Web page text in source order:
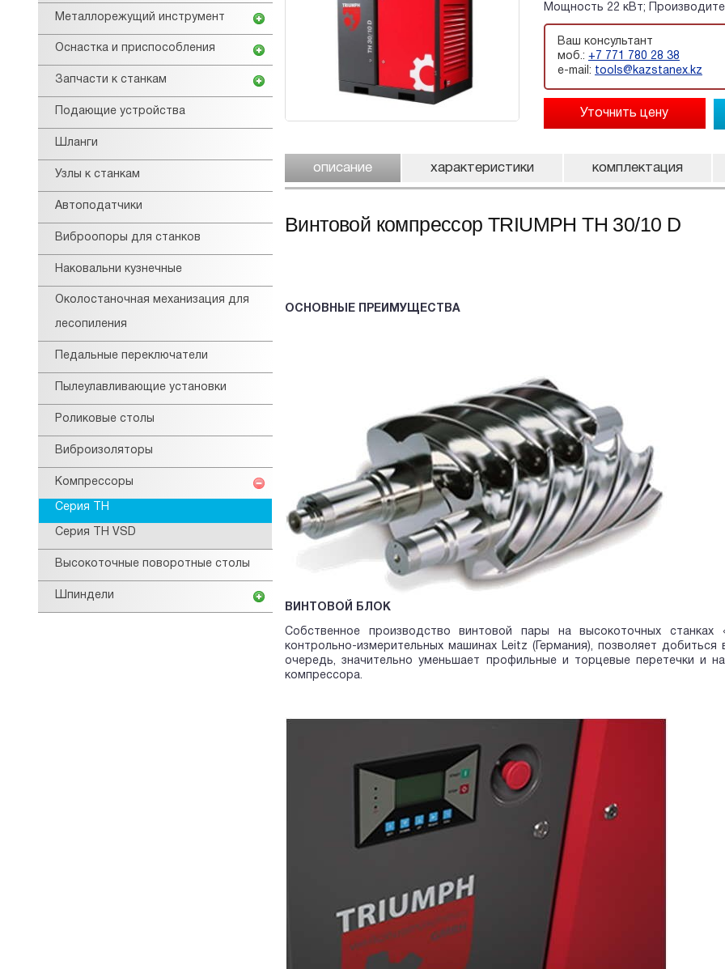
Металлорежущий инструмент
Оснастка и приспособления
Запчасти к станкам
Подающие устройства
Шланги
Узлы к станкам
Автоподатчики
Виброопоры для станков
Наковальни кузнечные
Околостаночная механизация для
лесопиления
Педальные переключатели
Пылеулавливающие установки
Роликовые столы
Виброизоляторы
Компрессоры
Серия TH
Серия TH VSD
Высокоточные поворотные столы
Шпиндели
Мощность 22 кВт;
Ваш консультант
моб.: +7 771 780 28 38
e-mail: tools@kazstanex.kz
описание характеристики комплектация
Винтовой компрессор TRIUMPH TH 30/10 D
ОСНОВНЫЕ ПРЕИМУЩЕСТВА
ВИНТОВОЙ БЛОК
Собственное производство винтовой пары на высокоточных
контрольно-измерительных машинах Leitz (Германия), позволяет
очередь, значительно уменьшает профильные и торцевые перетечки и
компрессора.